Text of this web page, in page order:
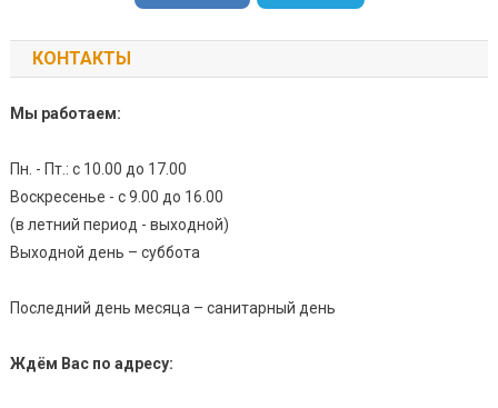
КОНТАКТЫ
Мы работаем:
Пн. - Пт.: с 10.00 до 17.00
Воскресенье - с 9.00 до 16.00
(в летний период - выходной)
Выходной день – суббота
Последний день месяца – санитарный день
Ждём Вас по адресу: